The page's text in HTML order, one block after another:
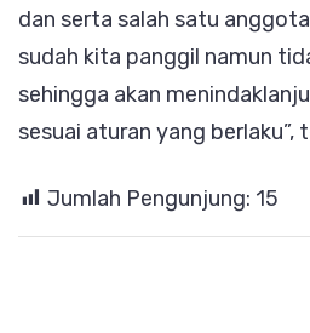
dan serta salah satu
sudah kita panggil namun
sehingga akan
sesuai aturan yang berlaku”,
Jumlah Pengunjung: 15